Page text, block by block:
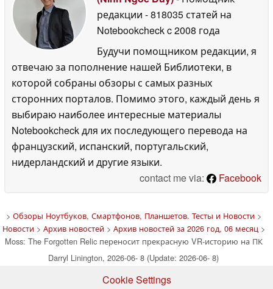
редакции - 818035 статей на
Notebookcheckc 2008 года
Будучи помощником редакции, я
отвечаю за пополнение нашей Библиотеки, в
которой собраны обзоры с самых разных
сторонних порталов. Помимо этого, каждый день я
выбираю наиболее интересные материалы
Notebookcheck для их последующего перевода на
французский, испанский, португальский,
нидерландский и другие языки.
contact me via:
Facebook
> Обзоры Ноутбуков, Смартфонов, Планшетов. Тесты и Новости>
Новости> Архив новостей> Архив новостей за 2026 год, 06 месяц >
Moss: The Forgotten Relic переносит прекрасную VR-историю на ПК
Darryl Linington, 2026-06- 8 (Update: 2026-06- 8)
Cookie Settings